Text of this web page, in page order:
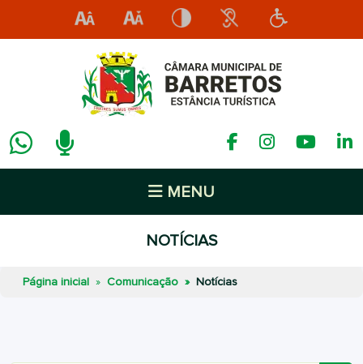
MENU
NOTÍCIAS
Página inicial Comunicação Notícias